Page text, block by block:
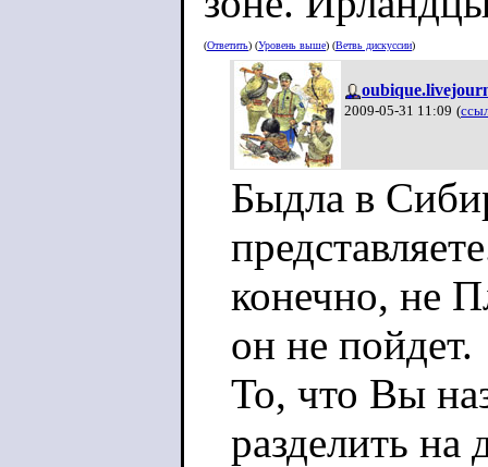
(Ответить) (Уровень выше) (Ветвь дискуссии)
2009-05-31 11:09 (
Быдла в
конечно, не
он не пойдет.
То, что Вы
разделить на